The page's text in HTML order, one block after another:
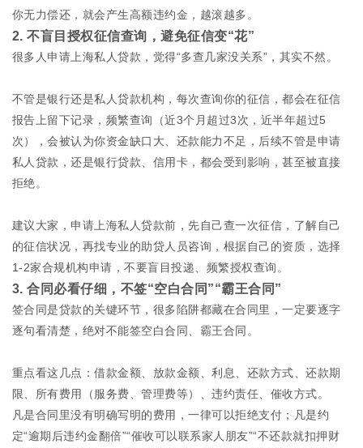
你无力偿还，就会产生高额违约金，越滚越多。
2. 不盲目授权征信查询，避免征信变“花”
很多人申请上海私人贷款，觉得“多查几家没关系”，其实不然。
不管是银行还是私人贷款机构，每次查询你的征信，都会在征信
报告上留下记录，频繁查询（近3个月超过3次，近半年超过5
次），会被认为你资金缺口大、还款能力不足，后续不管是申请
私人贷款，还是银行贷款、信用卡，都会受到影响，甚至被直接
拒绝。
建议大家，申请上海私人贷款前，先自己查一次征信，了解自己
的征信状况，再找专业的助贷人员咨询，根据自己的资质，选择
1-2家合规机构申请，不要盲目投递、频繁授权查询。
3. 合同必看仔细，不签“空白合同”“霸王合同”
签合同是贷款的关键环节，很多陷阱都藏在合同里，一定要逐字
逐句看清楚，绝对不能签空白合同、霸王合同。
重点看这几点：借款金额、放款金额、利息、还款方式、还款期
限、所有费用（服务费、管理费等）、违约责任、催收方式。
凡是合同里没有明确写明的费用，一律可以拒绝支付；凡是约
定“逾期后违约金翻倍”“催收可以联系家人朋友”“不还款就扣押财